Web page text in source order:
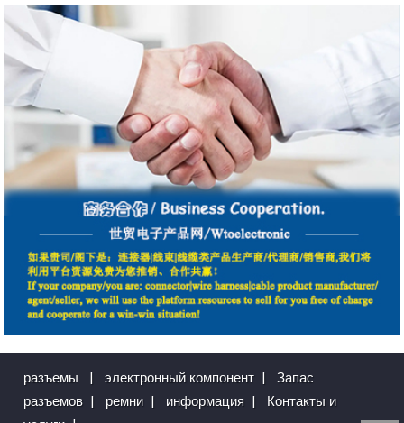
разъемы | электронный компонент |
Запас
разъемов | ремни | информация |
Контакты и